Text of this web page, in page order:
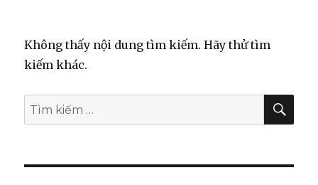
Không thấy nội dung tìm kiếm. Hãy thử tìm
kiếm khác.
Tìm
kiếm:
TÌM